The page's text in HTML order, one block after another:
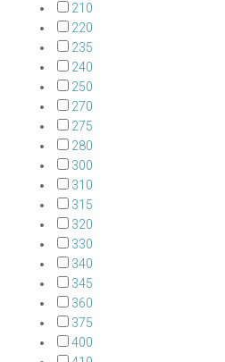
210
220
235
240
250
270
275
280
300
310
315
320
330
340
345
360
375
400